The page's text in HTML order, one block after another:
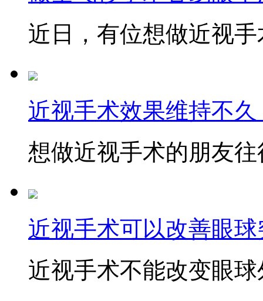
近日，有位想做近视
近视手术效果维持不
想做近视手术的朋友
近视手术可以改善眼
近视手术不能改变眼